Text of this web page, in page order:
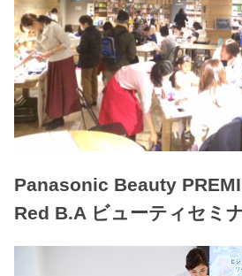
Panasonic Beauty
Red B.A ビューティセミ